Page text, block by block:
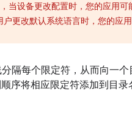
当设备更改配置时，您的应用可
户更改默认系统语言时，您的应
隔每个限定符，从而向一
序将相应限定符添加到目录